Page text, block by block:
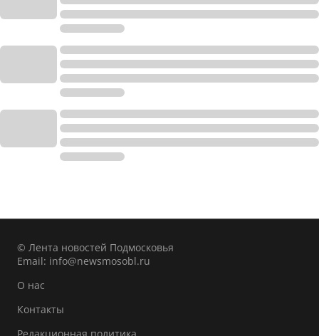
© Лента новостей Подмосковья
Email: info@newsmosobl.ru
О нас
Контакты